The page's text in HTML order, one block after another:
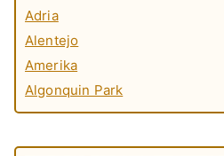
Adria
Alentejo
Amerika
Algonquin Park